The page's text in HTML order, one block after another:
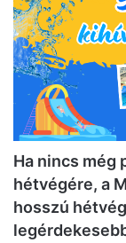
Ha nincs még
hétvégére, a
hosszú